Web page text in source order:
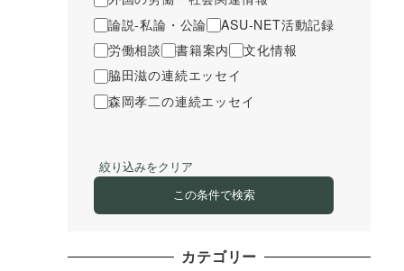
論説-私論・公論
ASU-NET活動記録
労働相談
書籍案内
文化情報
脇田滋の連続エッセイ
森岡孝二の連続エッセイ
絞り込みをクリア
この条件で検索
カテゴリー